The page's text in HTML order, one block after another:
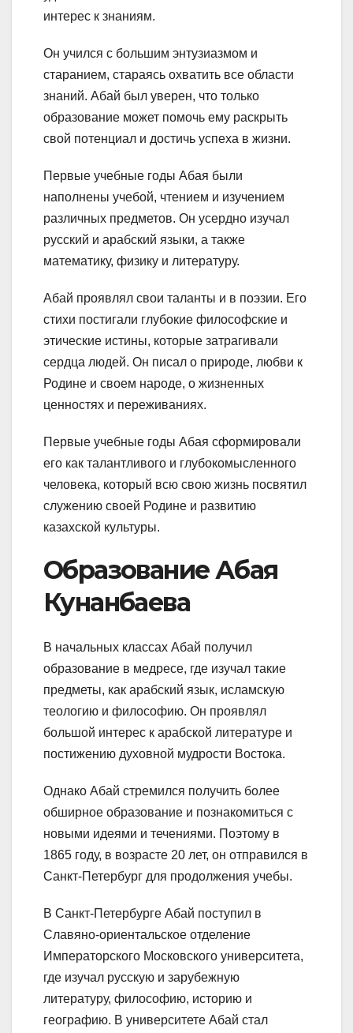
интерес к знаниям.
Он учился с большим энтузиазмом и
старанием, стараясь охватить все области
знаний. Абай был уверен, что только
образование может помочь ему раскрыть
свой потенциал и достичь успеха в жизни.
Первые учебные годы Абая были
наполнены учебой, чтением и изучением
различных предметов. Он усердно изучал
русский и арабский языки, а также
математику, физику и литературу.
Абай проявлял свои таланты и в поэзии. Его
стихи постигали глубокие философские и
этические истины, которые затрагивали
сердца людей. Он писал о природе, любви к
Родине и своем народе, о жизненных
ценностях и переживаниях.
Первые учебные годы Абая сформировали
его как талантливого и глубокомысленного
человека, который всю свою жизнь посвятил
служению своей Родине и развитию
казахской культуры.
Образование Абая
Кунанбаева
В начальных классах Абай получил
образование в медресе, где изучал такие
предметы, как арабский язык, исламскую
теологию и философию. Он проявлял
большой интерес к арабской литературе и
постижению духовной мудрости Востока.
Однако Абай стремился получить более
обширное образование и познакомиться с
новыми идеями и течениями. Поэтому в
1865 году, в возрасте 20 лет, он отправился в
Санкт-Петербург для продолжения учебы.
В Санкт-Петербурге Абай поступил в
Славяно-ориентальское отделение
Императорского Московского университета,
где изучал русскую и зарубежную
литературу, философию, историю и
географию. В университете Абай стал